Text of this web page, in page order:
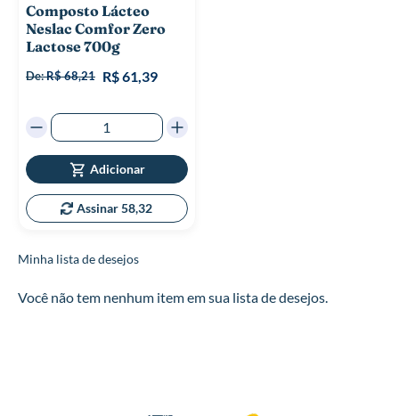
Composto Lácteo
Neslac Comfor Zero
Lactose 700g
De:R$ 68,21 R$ 61,39
Adicionar
Assinar 58,32
Minha lista de desejos
Você não tem nenhum item em sua lista de desejos.